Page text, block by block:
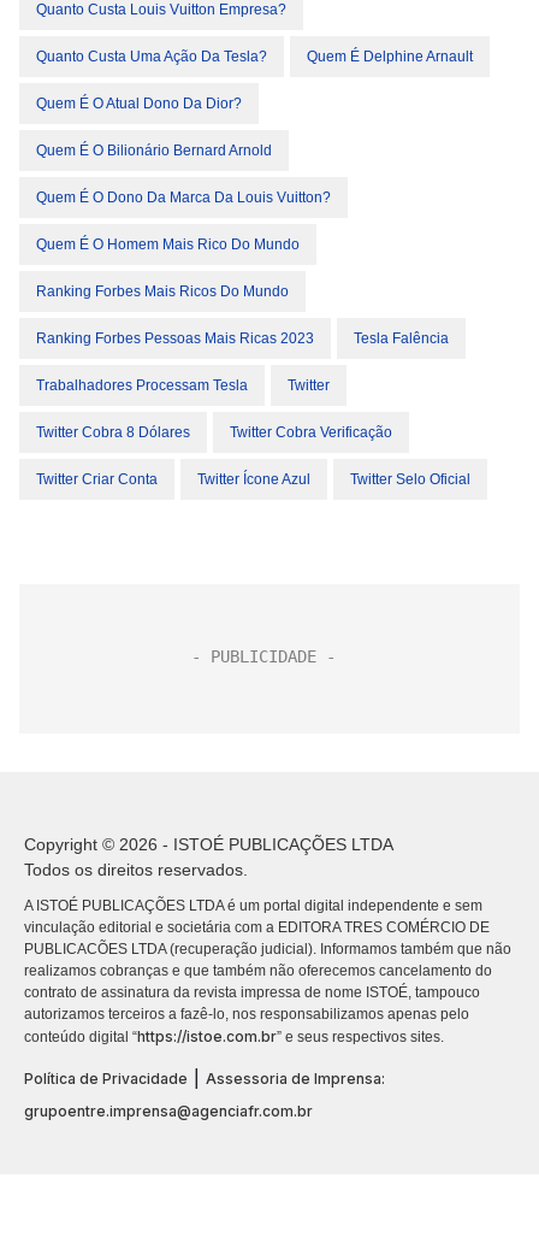
Quanto Custa Louis Vuitton Empresa?
Quanto Custa Uma Ação Da Tesla? Quem É Delphine Arnault
Quem É O Atual Dono Da Dior?
Quem É O Bilionário Bernard Arnold
Quem É O Dono Da Marca Da Louis Vuitton?
Quem É O Homem Mais Rico Do Mundo
Ranking Forbes Mais Ricos Do Mundo
Ranking Forbes Pessoas Mais Ricas 2023 Tesla Falência
Trabalhadores Processam Tesla Twitter
Twitter Cobra 8 Dólares Twitter Cobra Verificação
Twitter Criar Conta Twitter Ícone Azul Twitter Selo Oficial
Copyright © 2026 - ISTOÉ PUBLICAÇÕES LTDA
Todos os direitos reservados.
A ISTOÉ PUBLICAÇÕES LTDA é um portal digital independente e sem
vinculação editorial e societária com a EDITORA TRES COMÉRCIO DE
PUBLICACÕES LTDA (recuperação judicial). Informamos também que não
realizamos cobranças e que também não oferecemos cancelamento do
contrato de assinatura da revista impressa de nome ISTOÉ, tampouco
autorizamos terceiros a fazê-lo, nos responsabilizamos apenas pelo
conteúdo digital “https://istoe.com.br” e seus respectivos sites.
Política de Privacidade
Assessoria de Imprensa:
grupoentre.imprensa@agenciafr.com.br